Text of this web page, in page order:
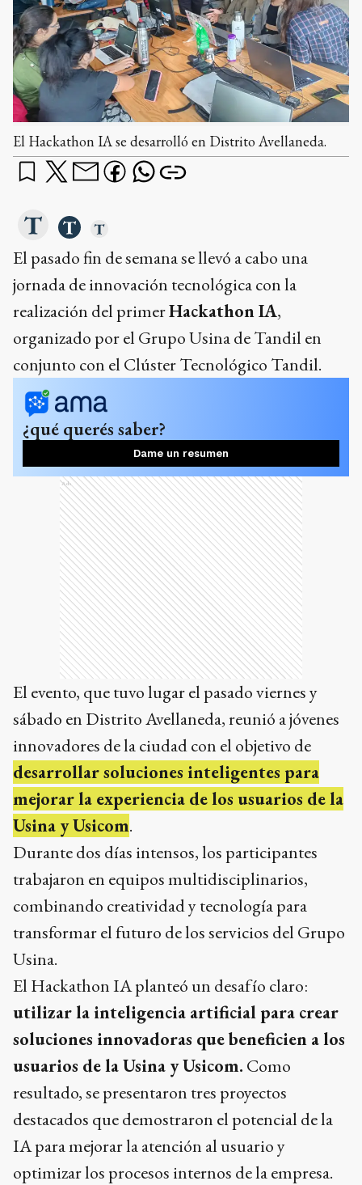
El Hackathon IA se desarrolló en Distrito Avellaneda.
El pasado fin de semana se llevó a cabo una
jornada de innovación tecnológica con la
realización del primerHackathon IA,
organizado por el Grupo Usina de Tandil en
conjunto con el Clúster Tecnológico Tandil.
¿qué querés saber?
Dame un resumen
Ads
El evento, que tuvo lugar el pasado viernes y
sábado en Distrito Avellaneda, reunió a jóvenes
innovadores de la ciudad con el objetivo de
desarrollar soluciones inteligentes para
mejorar la experiencia de los usuarios de la
Usina y Usicom.
Durante dos días intensos, los participantes
trabajaron en equipos multidisciplinarios,
combinando creatividad y tecnología para
transformar el futuro de los servicios del Grupo
Usina.
El Hackathon IA planteó un desafío claro:
utilizar la inteligencia artificial para crear
soluciones innovadoras que beneficien a los
usuarios de la Usina y Usicom. Como
resultado, se presentaron tres proyectos
destacados que demostraron el potencial de la
IA para mejorar la atención al usuario y
optimizar los procesos internos de la empresa.